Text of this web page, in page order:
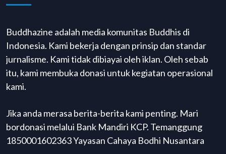
Buddhazine adalah media komunitas Buddhis di
Indonesia. Kami bekerja dengan prinsip dan standar
jurnalisme. Kami tidak dibiayai oleh iklan. Oleh sebab
itu, kami membuka donasi untuk kegiatan operasional
kami.
Jika anda merasa berita-berita kami penting. Mari
bordonasi melalui Bank Mandiri KCP. Temanggung
1850001602363 Yayasan Cahaya Bodhi Nusantara